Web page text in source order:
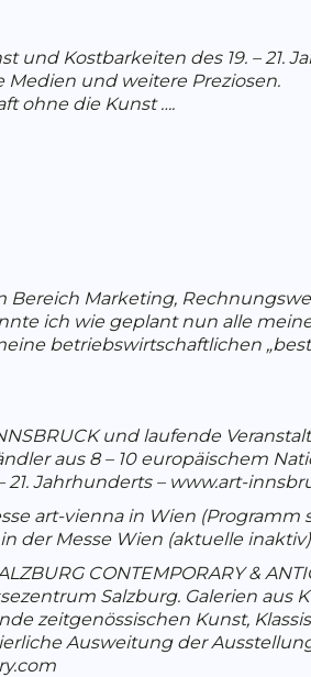
Kostbarkeiten des 19. – 21.
Medien und weitere Preziosen.
ohne die Kunst ….
Marketing,
ich wie geplant nun alle
betriebswirtschaftlichen
und laufende
aus 8 – 10 europäischem
Jahrhunderts – www.art-
art-vienna in Wien (Programm
der Messe Wien (aktuelle inaktiv)
CONTEMPORARY &
Salzburg. Galerien aus
zeitgenössischen Kunst,
Ausweitung der